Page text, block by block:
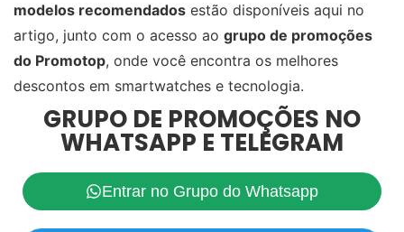
modelos recomendados estão disponíveis aqui no
artigo, junto com o acesso ao grupo de promoções
do Promotop, onde você encontra os melhores
descontos em smartwatches e tecnologia.
GRUPO DE PROMOÇÕES NO
WHATSAPP E TELEGRAM
Entrar no Grupo do Whatsapp